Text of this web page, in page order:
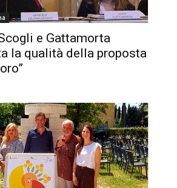
e Gattamorta
la qualità della proposta